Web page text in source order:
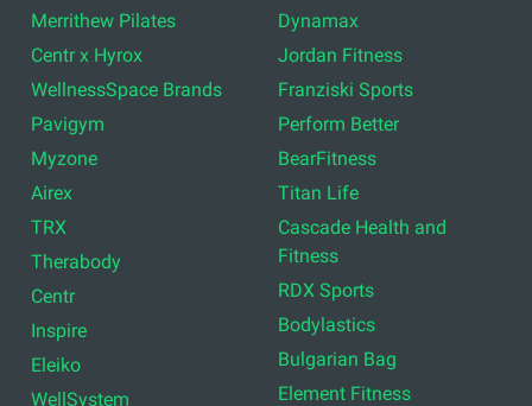
Merrithew Pilates
Centr x Hyrox
WellnessSpace Brands
Pavigym
Myzone
Airex
TRX
Therabody
Centr
Inspire
Eleiko
WellSystem
Dynamax
Jordan Fitness
Franziski Sports
Perform Better
BearFitness
Titan Life
Cascade Health and
Fitness
RDX Sports
Bodylastics
Bulgarian Bag
Element Fitness